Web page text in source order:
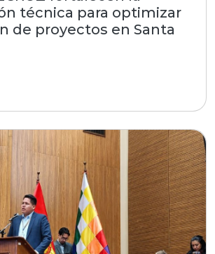
técnica para optimizar
de proyectos en Santa